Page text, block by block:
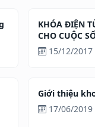
KHÓA ĐIỆN
CHO CUỘC
15/12/2017
Giới thiệu
17/06/2019